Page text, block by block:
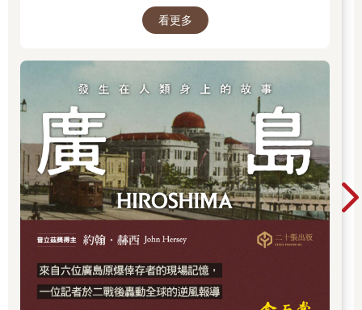
後、影響至今的軍事衝突？我們站在世界和平的
理由。
看更多